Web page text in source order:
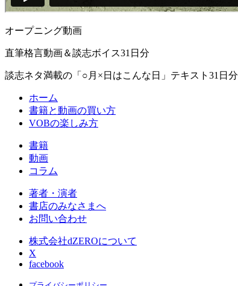
オープニング動画
直筆格言動画＆談志ボイス31日分
談志ネタ満載の「○月×日はこんな日」テキスト31日分
ホーム
書籍と動画の買い方
VOBの楽しみ方
書籍
動画
コラム
著者・演者
書店のみなさまへ
お問い合わせ
株式会社dZEROについて
X
facebook